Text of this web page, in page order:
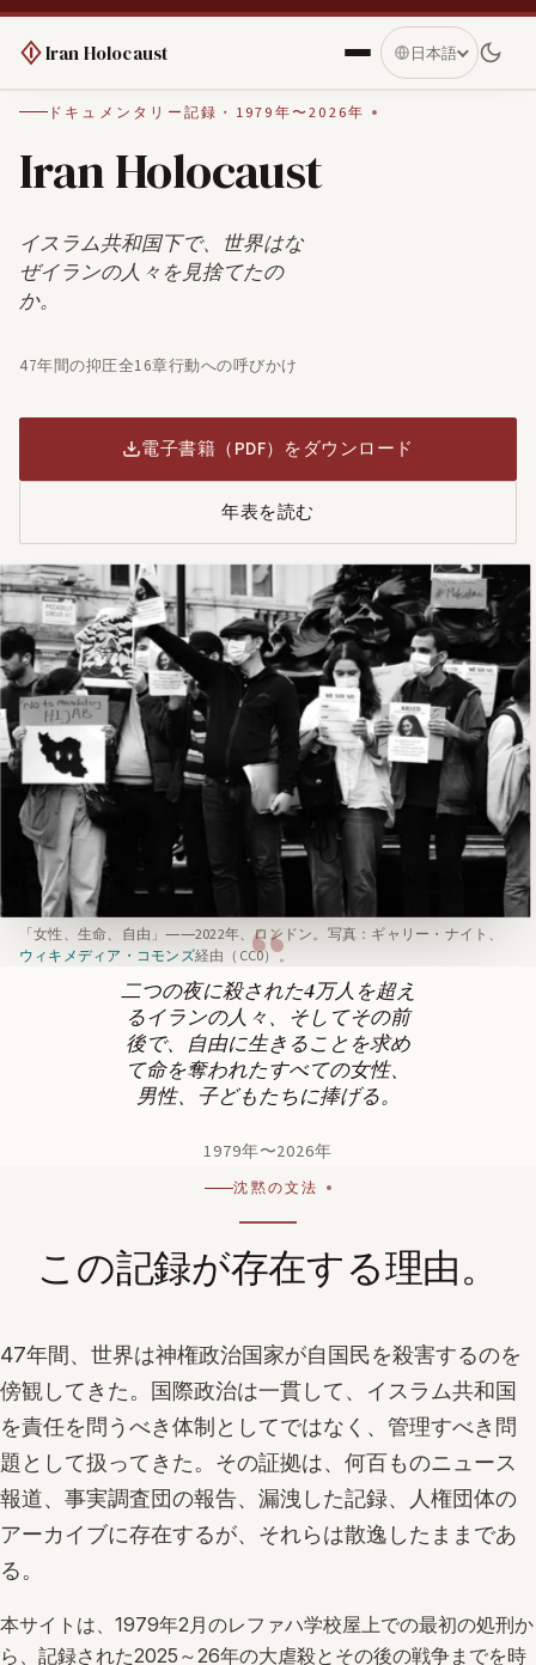
Iran Holocaust 日本語
ドキュメンタリー記録・1979年〜2026年
Iran Holocaust
イスラム共和国下で、世界はな
ぜイランの人々を見捨てたの
か。
47年間の抑圧全16章行動への呼びかけ
電子書籍（PDF）をダウンロード
年表を読む
「女性、生命、自由」――2022年、ロンドン。写真：ギャリー・ナイト、
ウィキメディア・コモンズ経由（CC0）。
二つの夜に殺された4万人を超え
るイランの人々、そしてその前
後で、自由に生きることを求め
て命を奪われたすべての女性、
男性、子どもたちに捧げる。
1979年〜2026年
沈黙の文法
この記録が存在する理由。
47年間、世界は神権政治国家が自国民を殺害するのを
傍観してきた。国際政治は一貫して、イスラム共和国
を責任を問うべき体制としてではなく、管理すべき問
題として扱ってきた。その証拠は、何百ものニュース
報道、事実調査団の報告、漏洩した記録、人権団体の
アーカイブに存在するが、それらは散逸したままであ
る。
本サイトは、1979年2月のレファハ学校屋上での最初の処刑か
ら、記録された2025～26年の大虐殺とその後の戦争までを時